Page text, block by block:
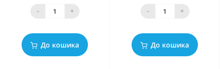
- +
До кошика
- +
До кошика